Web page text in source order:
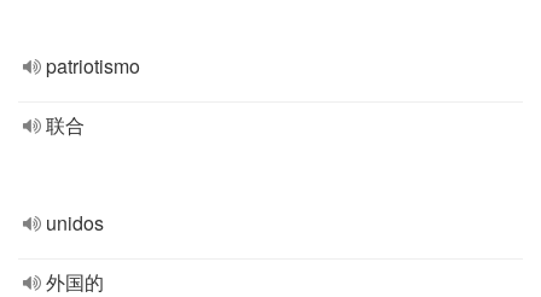
patriotismo
联合
unidos
外国的